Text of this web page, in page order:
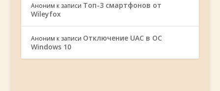
Аноним к записи Топ-3 смартфонов от
Wileyfox
Аноним к записи Отключение UAC в ОС
Windows 10